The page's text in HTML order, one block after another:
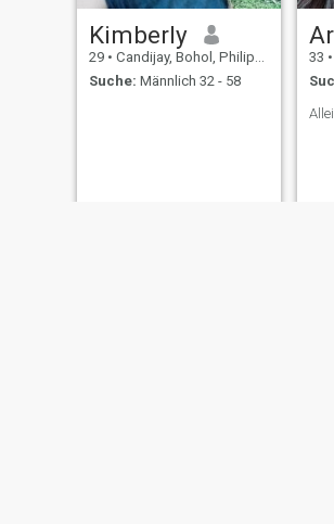
Kimberly
29 • Candijay, Bohol, Philippinen
Suche: Männlich 32 - 58
33 •